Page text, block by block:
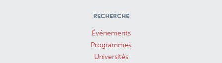
RECHERCHE
Événements
Programmes
Universités